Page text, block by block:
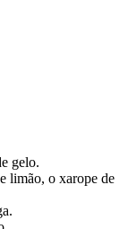
gelo.
limão, o xarope de